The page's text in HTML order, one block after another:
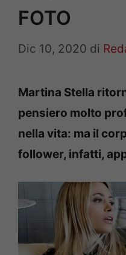
FOTO
Dic 10, 2020 di
Martina Stella
pensiero molto
nella vita: ma il
follower, infatti,